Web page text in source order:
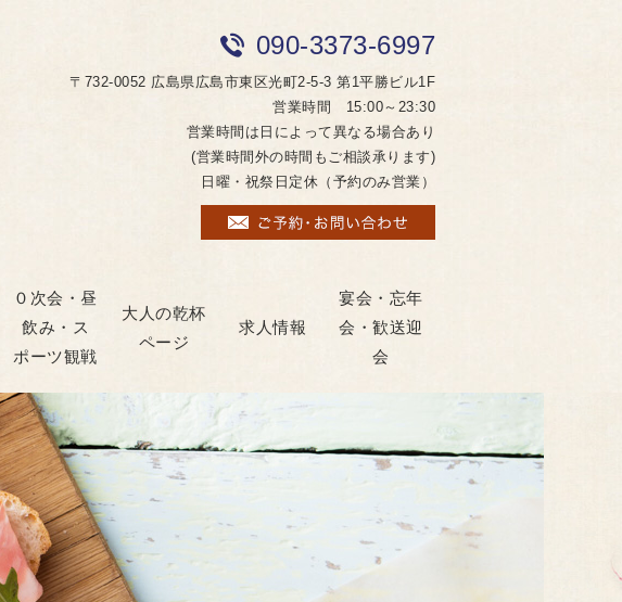
090-3373-6997
〒732-0052 広島県広島市東区光町2-5-3 第1平勝ビル1F
営業時間 15:00～23:30
営業時間は日によって異なる場合あり
(営業時間外の時間もご相談承ります)
日曜・祝祭日定休（予約のみ営業）
０次会・昼
飲み・ス
ポーツ観戦
大人の乾杯
ページ
求人情報
宴会・忘年
会・歓送迎
会